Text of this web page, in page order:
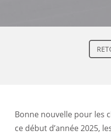
Bonne nouvelle pour les
ce début d’année 2025,